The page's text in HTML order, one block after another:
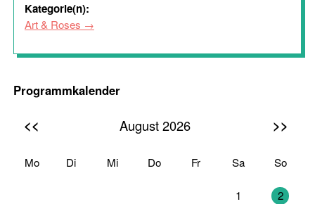
Kategorie(n):
Art & Roses
Programmkalender
<< August 2026 >>
Mo Di Mi Do Fr Sa So
1 2